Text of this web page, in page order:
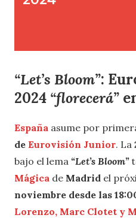
“Let’s Bloom”:
2024 “florecerá”
España asume por
de Eurovisión Junior. La
bajo el lema “Let’s Bloom”
Mágica de Madrid el
noviembre desde las
Lorenzo, Marc Clotet y